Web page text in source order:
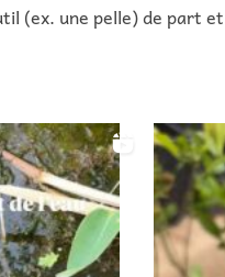
(ex. une pelle) de part